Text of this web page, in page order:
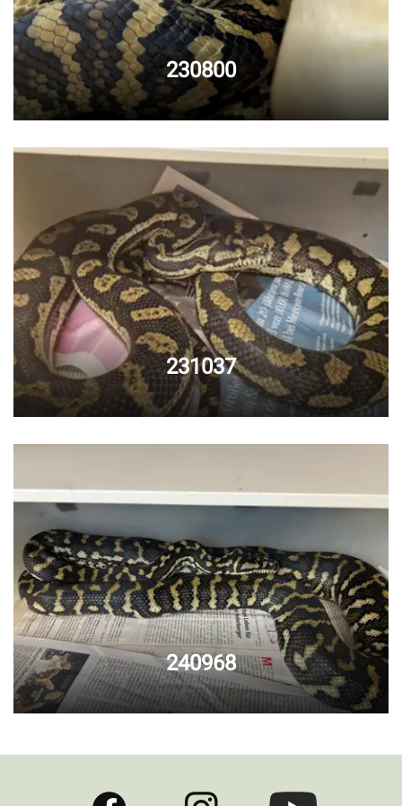
230800
231037
240968